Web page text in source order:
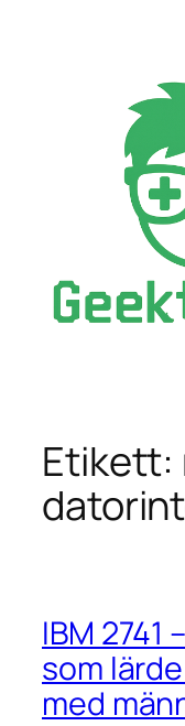
Etikett:
IBM 2741
som
med